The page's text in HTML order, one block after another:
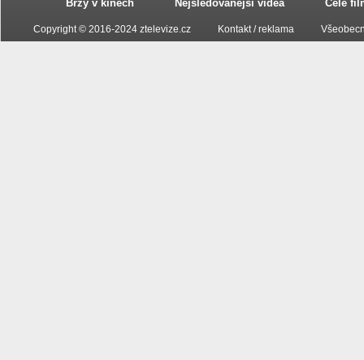
Brzy v kinech Nejsledovanější videa Celé
Copyright © 2016-2024 ztelevize.cz Kontakt / reklama